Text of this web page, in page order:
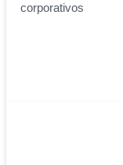
corporativos